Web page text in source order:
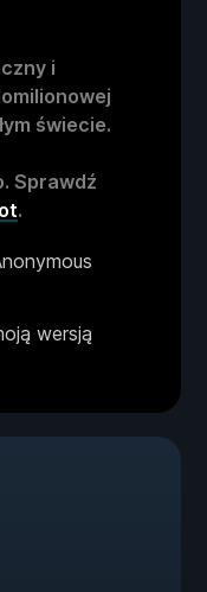
i
świecie.
Sprawdź
.
wersją